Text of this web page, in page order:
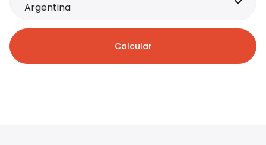
Argentina
Calcular